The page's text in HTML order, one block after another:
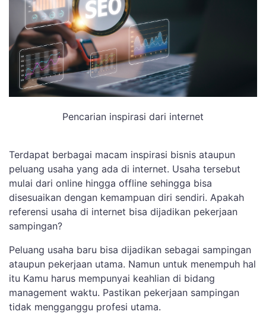
Pencarian inspirasi dari internet
Terdapat berbagai macam inspirasi bisnis ataupun
peluang usaha yang ada di internet. Usaha tersebut
mulai dari online hingga offline sehingga bisa
disesuaikan dengan kemampuan diri sendiri. Apakah
referensi usaha di internet bisa dijadikan pekerjaan
sampingan?
Peluang usaha baru bisa dijadikan sebagai sampingan
ataupun pekerjaan utama. Namun untuk menempuh hal
itu Kamu harus mempunyai keahlian di bidang
management waktu. Pastikan pekerjaan sampingan
tidak mengganggu profesi utama.